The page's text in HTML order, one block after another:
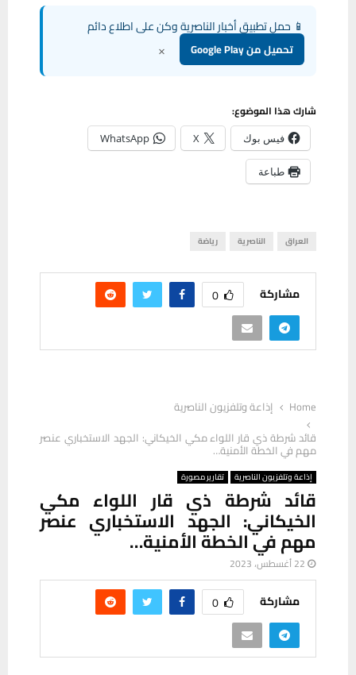
📱 حمل تطبيق أخبار الناصرية وكن على اطلاع دائم
تحميل من Google Play ×
شارك هذا الموضوع:
فيس بوك X
WhatsApp
طباعة
العراق الناصرية رياضة
مشاركة 0
Home
إذاعة وتلفزيون الناصرية
قائد شرطة ذي قار اللواء مكي الخيكاني: الجهد الاستخباري عنصر
مهم في الخطة الأمنية…
إذاعة وتلفزيون الناصرية تقارير مصورة
قائد شرطة ذي قار اللواء مكي
الخيكاني: الجهد الاستخباري عنصر
مهم في الخطة الأمنية…
22 أغسطس، 2023
مشاركة 0